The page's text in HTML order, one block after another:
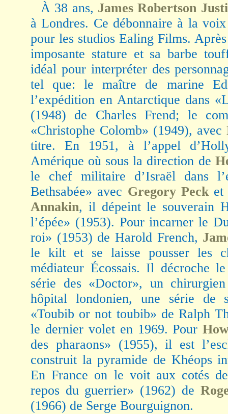
À 38 ans, James Robertson
à Londres. Ce débonnaire à la
pour les studios Ealing Films.
imposante stature et sa barbe
idéal pour interpréter des
tel que: le maître de marine
l’expédition en Antarctique dans
(1948) de Charles Frend; le
«Christophe Colomb» (1949), avec
titre. En 1951, à l’appel
Amérique où sous la direction de
le chef militaire d’Israël dans
Bethsabée» avec Gregory Peck
Annakin, il dépeint le souverain
l’épée» (1953). Pour incarner le
roi» (1953) de Harold French,
le kilt et se laisse pousser les
médiateur Écossais. Il décroche
série des «Doctor», un
hôpital londonien, une série de
«Toubib or not toubib» de Ralph
le dernier volet en 1969. Pour
des pharaons» (1955), il est
construit la pyramide de Khéops
En France on le voit aux cotés
repos du guerrier» (1962) de
(1966) de Serge Bourguignon.